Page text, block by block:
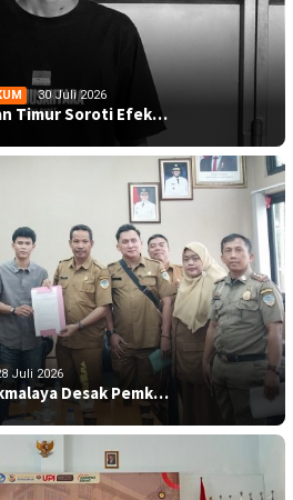
30 Juli 2026
Timur Soroti Efek…
Juli 2026
Desak Pemk…